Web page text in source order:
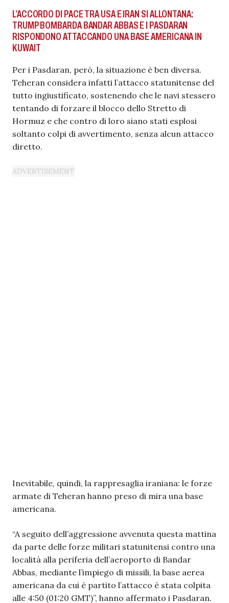
L’ACCORDO DI PACE TRA USA E IRAN SI ALLONTANA:
TRUMP BOMBARDA BANDAR ABBAS E I PASDARAN
RISPONDONO ATTACCANDO UNA BASE AMERICANA IN
KUWAIT
Per i Pasdaran, però, la situazione è ben diversa.
Teheran considera infatti l’attacco statunitense del
tutto ingiustificato, sostenendo che le navi stessero
tentando di forzare il blocco dello Stretto di
Hormuz e che contro di loro siano stati esplosi
soltanto colpi di avvertimento, senza alcun attacco
diretto.
Inevitabile, quindi, la rappresaglia iraniana: le forze
armate di Teheran hanno preso di mira una base
americana.
“A seguito dell’aggressione avvenuta questa mattina
da parte delle forze militari statunitensi contro una
località alla periferia dell’aeroporto di Bandar
Abbas, mediante l’impiego di missili, la base aerea
americana da cui è partito l’attacco è stata colpita
alle 4:50 (01:20 GMT)”, hanno affermato i Pasdaran.